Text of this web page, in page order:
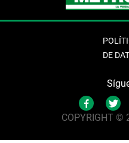
DE
COPYRIGHT ©